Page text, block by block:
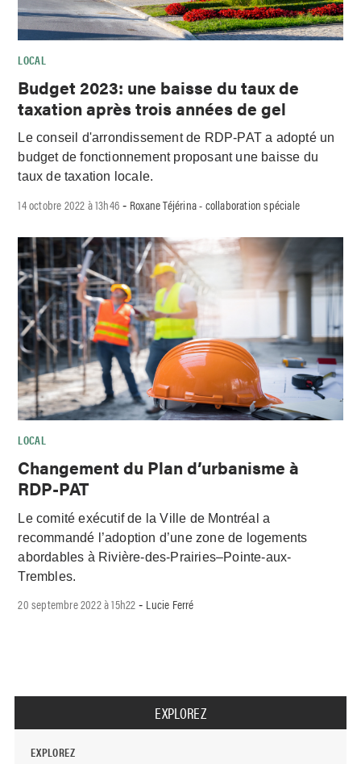
LOCAL
Budget 2023: une baisse du taux de
taxation après trois années de gel
Le conseil d'arrondissement de RDP-PAT a adopté un
budget de fonctionnement proposant une baisse du
taux de taxation locale.
14 octobre 2022 à 13h46 - Roxane Téjérina - collaboration spéciale
LOCAL
Changement du Plan d’urbanisme à
RDP-PAT
Le comité exécutif de la Ville de Montréal a
recommandé l’adoption d’une zone de logements
abordables à Rivière-des-Prairies–Pointe-aux-
Trembles.
20 septembre 2022 à 15h22 - Lucie Ferré
EXPLOREZ
EXPLOREZ